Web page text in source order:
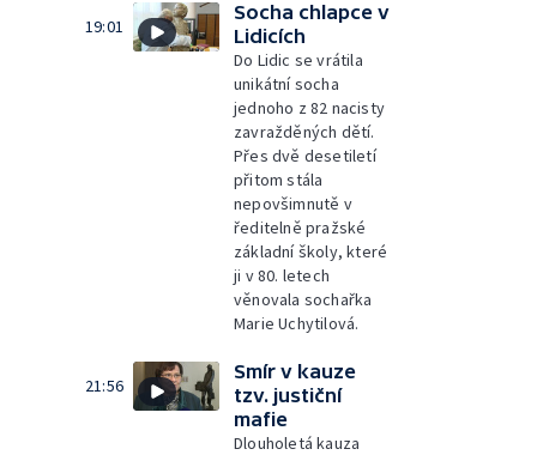
19:01
Socha chlapce v
Lidicích
Do Lidic se vrátila
unikátní socha
jednoho z 82 nacisty
zavražděných dětí.
Přes dvě desetiletí
přitom stála
nepovšimnutě v
ředitelně pražské
základní školy, které
ji v 80. letech
věnovala sochařka
Marie Uchytilová.
21:56
Smír v kauze
tzv. justiční
mafie
Dlouholetá kauza